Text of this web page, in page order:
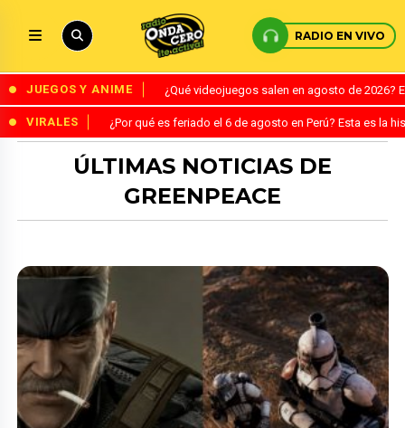
RADIO EN VIVO
JUEGOS Y ANIME ¿Qué videojuegos salen en agosto de
VIRALES ¿Por qué es feriado el 6 de agosto en Perú? Esta es la
ÚLTIMAS NOTICIAS DE
GREENPEACE